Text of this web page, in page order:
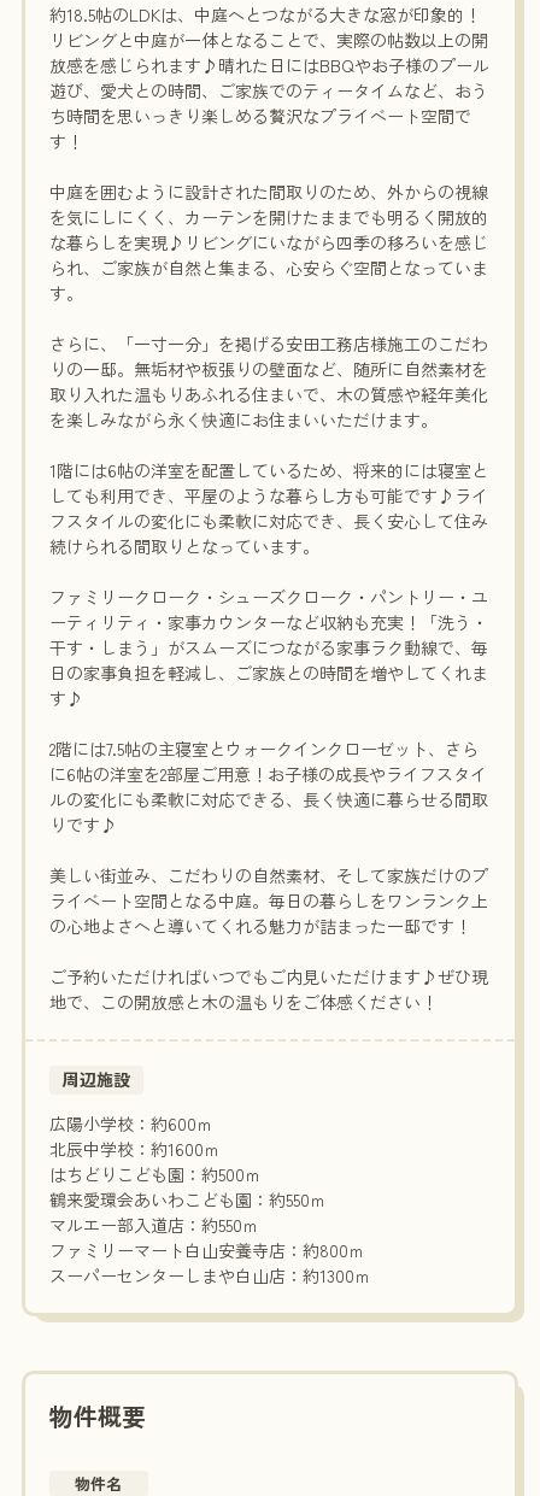
約18.5帖のLDKは、中庭へとつながる大きな窓が印象的！
リビングと中庭が一体となることで、実際の帖数以上の開
放感を感じられます♪晴れた日にはBBQやお子様のプール
遊び、愛犬との時間、ご家族でのティータイムなど、おう
ち時間を思いっきり楽しめる贅沢なプライベート空間で
す！
中庭を囲むように設計された間取りのため、外からの視線
を気にしにくく、カーテンを開けたままでも明るく開放的
な暮らしを実現♪リビングにいながら四季の移ろいを感じ
られ、ご家族が自然と集まる、心安らぐ空間となっていま
す。
さらに、「一寸一分」を掲げる安田工務店様施工のこだわ
りの一邸。無垢材や板張りの壁面など、随所に自然素材を
取り入れた温もりあふれる住まいで、木の質感や経年美化
を楽しみながら永く快適にお住まいいただけます。
1階には6帖の洋室を配置しているため、将来的には寝室と
しても利用でき、平屋のような暮らし方も可能です♪ライ
フスタイルの変化にも柔軟に対応でき、長く安心して住み
続けられる間取りとなっています。
ファミリークローク・シューズクローク・パントリー・ユ
ーティリティ・家事カウンターなど収納も充実！「洗う・
干す・しまう」がスムーズにつながる家事ラク動線で、毎
日の家事負担を軽減し、ご家族との時間を増やしてくれま
す♪
2階には7.5帖の主寝室とウォークインクローゼット、さら
に6帖の洋室を2部屋ご用意！お子様の成長やライフスタイ
ルの変化にも柔軟に対応できる、長く快適に暮らせる間取
りです♪
美しい街並み、こだわりの自然素材、そして家族だけのプ
ライベート空間となる中庭。毎日の暮らしをワンランク上
の心地よさへと導いてくれる魅力が詰まった一邸です！
ご予約いただければいつでもご内見いただけます♪ぜひ現
地で、この開放感と木の温もりをご体感ください！
周辺施設
広陽小学校：約600ｍ
北辰中学校：約1600ｍ
はちどりこども園：約500ｍ
鶴来愛環会あいわこども園：約550ｍ
マルエー部入道店：約550ｍ
ファミリーマート白山安養寺店：約800ｍ
スーパーセンターしまや白山店：約1300ｍ
物件概要
物件名